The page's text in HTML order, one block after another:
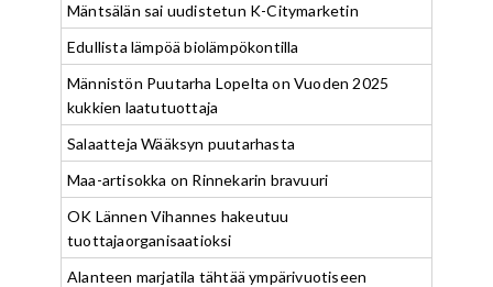
Mäntsälän sai uudistetun K-Citymarketin
Edullista lämpöä biolämpökontilla
Männistön Puutarha Lopelta on Vuoden 2025
kukkien laatutuottaja
Salaatteja Wääksyn puutarhasta
Maa-artisokka on Rinnekarin bravuuri
OK Lännen Vihannes hakeutuu
tuottajaorganisaatioksi
Alanteen marjatila tähtää ympärivuotiseen